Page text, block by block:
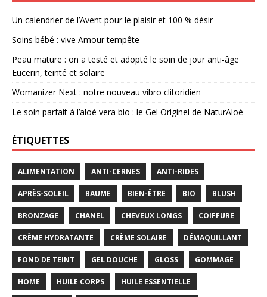
Un calendrier de l’Avent pour le plaisir et 100 % désir
Soins bébé : vive Amour tempête
Peau mature : on a testé et adopté le soin de jour anti-âge
Eucerin, teinté et solaire
Womanizer Next : notre nouveau vibro clitoridien
Le soin parfait à l’aloé vera bio : le Gel Originel de NaturAloé
ÉTIQUETTES
ALIMENTATION ANTI-CERNES ANTI-RIDES
APRÈS-SOLEIL BAUME BIEN-ÊTRE BIO BLUSH
BRONZAGE CHANEL CHEVEUX LONGS COIFFURE
CRÈME HYDRATANTE CRÈME SOLAIRE DÉMAQUILLANT
FOND DE TEINT GEL DOUCHE GLOSS GOMMAGE
HOME HUILE CORPS HUILE ESSENTIELLE